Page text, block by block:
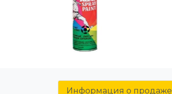
Информация о продаже